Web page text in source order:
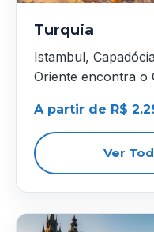
Turquia
Istambul,
Oriente encontra o
A partir de R$
Ver